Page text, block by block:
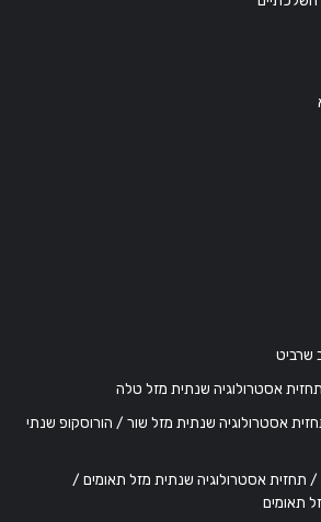
שרביט
2026 שור / תחזית אסטרולוגיה שנתית מזל שור / הורוסקופ שנתי
2026 תאומים / תחזית אסטרולוגיה שנתית מזל תאומים /